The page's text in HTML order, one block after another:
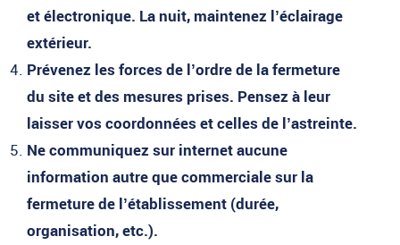
et électronique. La nuit, maintenez l’éclairage
extérieur.
Prévenez les forces de l’ordre de la fermeture
du site et des mesures prises. Pensez à leur
laisser vos coordonnées et celles de l’astreinte.
Ne communiquez sur internet aucune
information autre que commerciale sur la
fermeture de l’établissement (durée,
organisation, etc.).